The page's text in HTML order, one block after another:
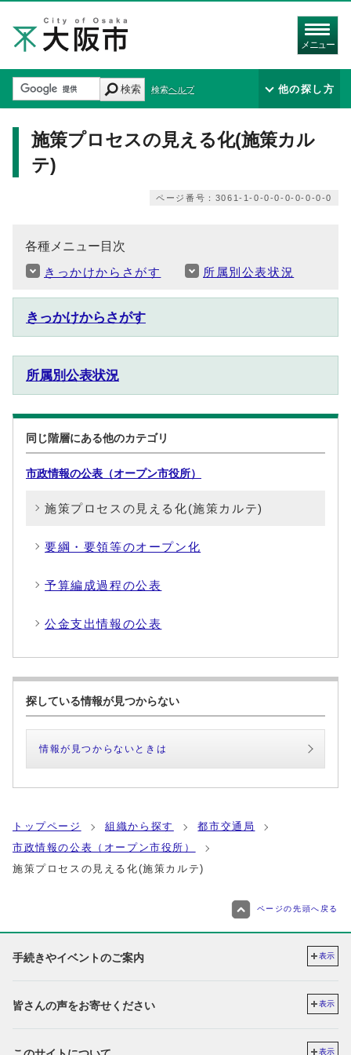
メニュー
検索 検索ヘルプ 他の探し方
施策プロセスの見える化(施策カル
テ)
ページ番号：3061-1-0-0-0-0-0-0-0-0
各種メニュー目次
きっかけからさがす 所属別公表状況
きっかけからさがす
所属別公表状況
同じ階層にある他のカテゴリ
市政情報の公表（オープン市役所）
施策プロセスの見える化(施策カルテ)
要綱・要領等のオープン化
予算編成過程の公表
公金支出情報の公表
探している情報が見つからない
情報が見つからないときは
トップページ 組織から探す
都市交通局
市政情報の公表（オープン市役所）
施策プロセスの見える化(施策カルテ)
ページの先頭へ戻る
手続きやイベントのご案内 表示
皆さんの声をお寄せください 表示
表示